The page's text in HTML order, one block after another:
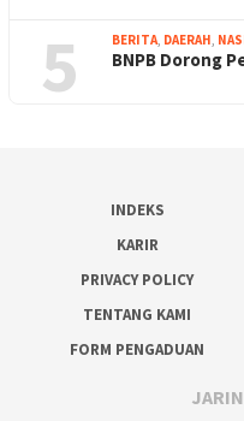
5 BERITA, DAERAH,
BNPB Dorong
INDEKS
KARIR
PRIVACY POLICY
TENTANG KAMI
FORM PENGADUAN